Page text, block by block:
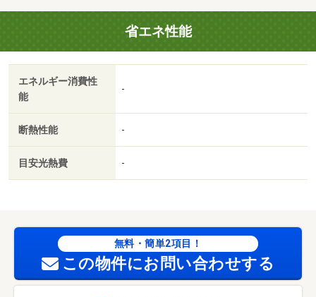
ロ／対面式キッチン／防犯カメラ／照明付／全居室収納／
オートバス／グリル付／ウォークインクロゼット／保証人
不要／全居室フローリング／エアコン２台／ネット使用料
不要／浄水器／床下収納／雨戸／２４時間換気システム／
複層ガラス／サンルーム／浴室１坪以上／プロパンガス／
シャッター／室内物干機／ＢＳ／ＩＴ重説 対応物件／Ｌ
決済可／ウエルシア（ドラッグストア）まで２２０ｍ／セ
ブンイレブン（コンビニ）まで２３０ｍ／ヨークベニマル
（スーパー）まで３００ｍ／田中循環器内科クリニック
ター）まで１５００ｍ
省エネ性能
エネルギー消費性
能
-
断熱性能 -
目安光熱費 -
無料・簡単2項目！
この物件にお問い合わせする